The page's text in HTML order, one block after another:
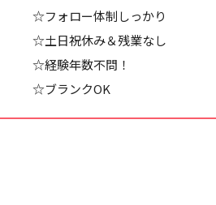
☆フォロー体制しっかり
☆土日祝休み＆残業なし
☆経験年数不問！
☆ブランクOK